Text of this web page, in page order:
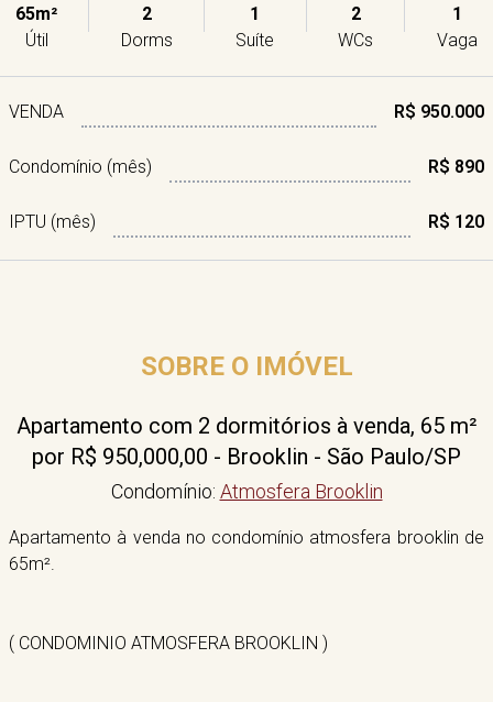
65m²
Útil
2
Dorms
1
Suíte
2
WCs
1
Vaga
VENDA R$ 950.000
Condomínio (mês) R$ 890
IPTU (mês) R$ 120
SOBRE O IMÓVEL
Apartamento com 2 dormitórios à venda, 65 m²
por R$ 950,000,00 - Brooklin - São Paulo/SP
Condomínio: Atmosfera Brooklin
Apartamento à venda no condomínio atmosfera brooklin de
65m².
( CONDOMINIO ATMOSFERA BROOKLIN )